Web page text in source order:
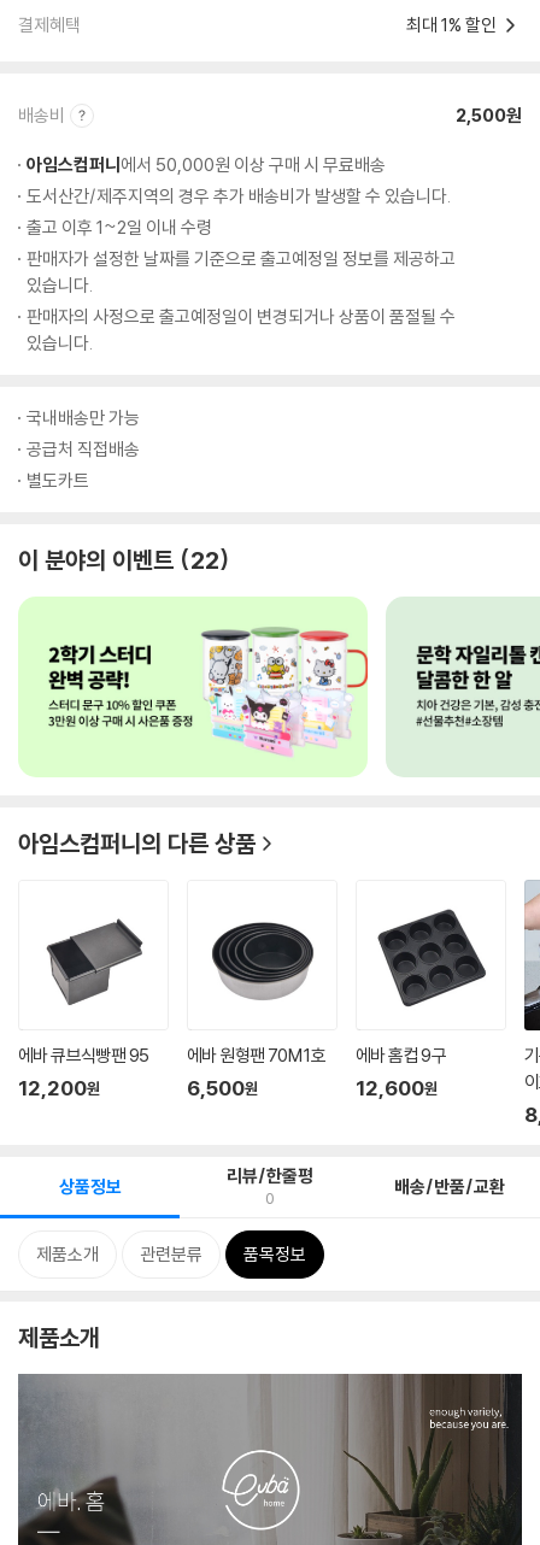
결제혜택 최대 1% 할인
배송비 2,500원
아임스컴퍼니에서 50,000원 이상 구매 시 무료배송
도서산간/제주지역의 경우 추가 배송비가 발생할 수 있습니다.
출고 이후 1~2일 이내 수령
판매자가 설정한 날짜를 기준으로 출고예정일 정보를 제공하고
있습니다.
판매자의 사정으로 출고예정일이 변경되거나 상품이 품절될 수
있습니다.
국내배송만 가능
공급처 직접배송
별도카트
이 분야의 이벤트 22
아임스컴퍼니의 다른 상품
에바 큐브식빵팬 95
12,200원
에바 원형팬 70M 1호
6,500원
에바 홈컵 9구
12,600원
상품정보 리뷰/한줄평
0 배송/반품/교환
제품소개 관련분류 품목정보
제품소개